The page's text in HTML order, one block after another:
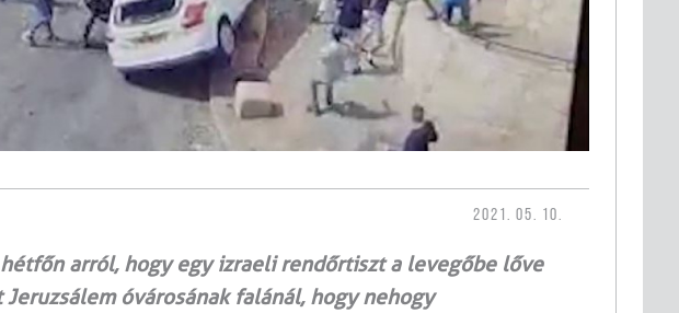
2021. 05. 10.
arról, hogy egy izraeli rendőrtiszt a levegőbe lőve
óvárosának falánál, hogy nehogy